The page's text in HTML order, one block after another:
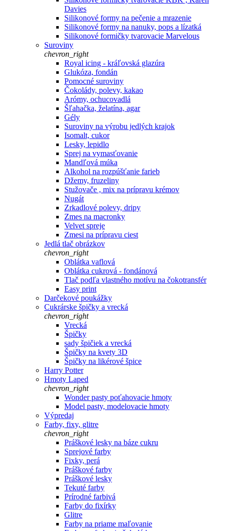
Davies
Silikonové formy na pečenie a mrazenie
Silikonové formy na nanuky, pops a lízatká
Silikonové formičky tvarovacie Marvelous
Suroviny
chevron_right
Royal icing - kráľovská glazúra
Glukóza, fondán
Pomocné suroviny
Čokolády, polevy, kakao
Arómy, ochucovadlá
Šľahačka, želatína, agar
Gély
Suroviny na výrobu jedlých krajok
Isomalt, cukor
Lesky, lepidlo
Sprej na vymasťovanie
Mandľová múka
Alkohol na rozpúšťanie farieb
Džemy, fruzeliny
Stužovače , mix na prípravu krémov
Nugát
Zrkadlové polevy, dripy
Zmes na macronky
Velvet spreje
Zmesi na prípravu ciest
Jedlá tlač obrázkov
chevron_right
Oblátka vaflová
Oblátka cukrová - fondánová
Tlač podľa vlastného motívu na čokotransfér
Easy print
Darčekové poukážky
Cukrárske špičky a vrecká
chevron_right
Vrecká
Špičky
sady špičiek a vrecká
Špičky na kvety 3D
Špičky na likérové špice
Harry Potter
Hmoty Laped
chevron_right
Wonder pasty poťahovacie hmoty
Model pasty, modelovacie hmoty
Výpredaj
Farby, fixy, glitre
chevron_right
Práškové lesky na báze cukru
Sprejové farby
Fixky, perá
Práškové farby
Práškové lesky
Tekuté farby
Prírodné farbivá
Farby do fixírky
Glitre
Farby na priame maľovanie